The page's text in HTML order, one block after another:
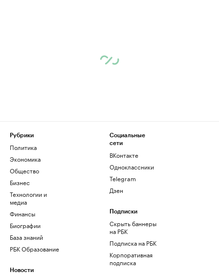
Рубрики
Политика
Экономика
Общество
Бизнес
Технологии и
медиа
Финансы
Биографии
База знаний
РБК Образование
Новости
Социальные
сети
ВКонтакте
Одноклассники
Telegram
Дзен
Подписки
Скрыть баннеры
на РБК
Подписка на РБК
Корпоративная
подписка